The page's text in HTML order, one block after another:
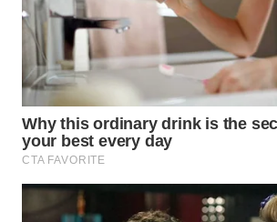
WN
SUMEDANG
WN
CIANJUR
WN
KEPULAUAN
SERIBU